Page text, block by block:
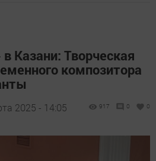
Казани: Творческая
композитора
2025 - 14:05 917 0 0